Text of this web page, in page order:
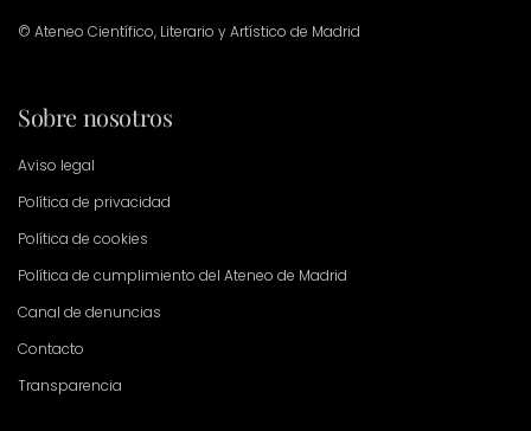
© Ateneo Científico, Literario y Artístico de Madrid
Sobre nosotros
Aviso legal
Política de privacidad
Política de cookies
Política de cumplimiento del Ateneo de Madrid
Canal de denuncias
Contacto
Transparencia